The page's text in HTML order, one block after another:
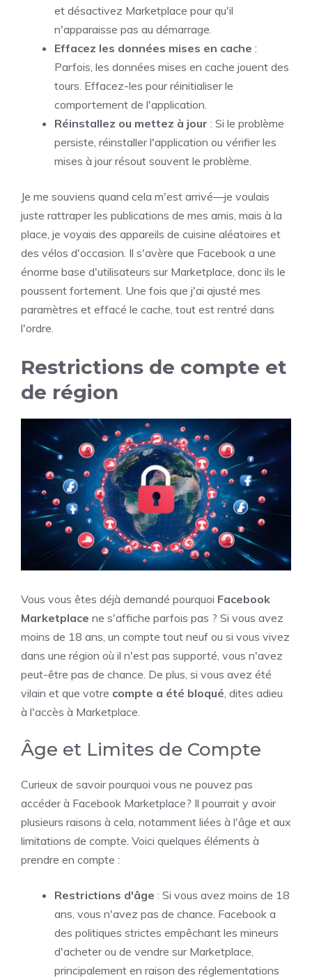
et désactivez Marketplace pour qu'il
n'apparaisse pas au démarrage.
Effacez les données mises en cache :
Parfois, les données mises en cache jouent des
tours. Effacez-les pour réinitialiser le
comportement de l'application.
Réinstallez ou mettez à jour : Si le problème
persiste, réinstaller l'application ou vérifier les
mises à jour résout souvent le problème.
Je me souviens quand cela m'est arrivé—je voulais
juste rattraper les publications de mes amis, mais à la
place, je voyais des appareils de cuisine aléatoires et
des vélos d'occasion. Il s'avère que Facebook a une
énorme base d'utilisateurs sur Marketplace, donc ils le
poussent fortement. Une fois que j'ai ajusté mes
paramètres et effacé le cache, tout est rentré dans
l'ordre.
Restrictions de compte et
de région
Vous vous êtes déjà demandé pourquoi Facebook
Marketplace ne s'affiche parfois pas ? Si vous avez
moins de 18 ans, un compte tout neuf ou si vous vivez
dans une région où il n'est pas supporté, vous n'avez
peut-être pas de chance. De plus, si vous avez été
vilain et que votre compte a été bloqué, dites adieu
à l'accès à Marketplace.
Âge et Limites de Compte
Curieux de savoir pourquoi vous ne pouvez pas
accéder à Facebook Marketplace? Il pourrait y avoir
plusieurs raisons à cela, notamment liées à l'âge et aux
limitations de compte. Voici quelques éléments à
prendre en compte :
Restrictions d'âge : Si vous avez moins de 18
ans, vous n'avez pas de chance. Facebook a
des politiques strictes empêchant les mineurs
d'acheter ou de vendre sur Marketplace,
principalement en raison des réglementations